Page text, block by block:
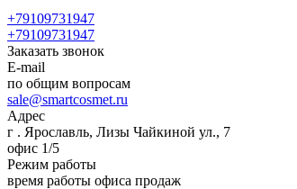
+79109731947
+79109731947
Заказать звонок
E-mail
по общим вопросам
sale@smartcosmet.ru
Адрес
г . Ярославль, Лизы Чайкиной ул., 7
офис 1/5
Режим работы
время работы офиса продаж